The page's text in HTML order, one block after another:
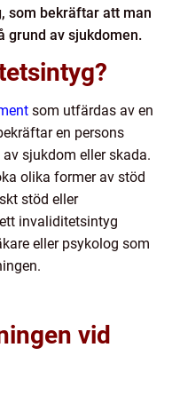
som bekräftar att man
grund av sjukdomen.
som utfärdas av en
en persons
sjukdom eller skada.
olika former av stöd
stöd eller
invaliditetsintyg
eller psykolog som
vid